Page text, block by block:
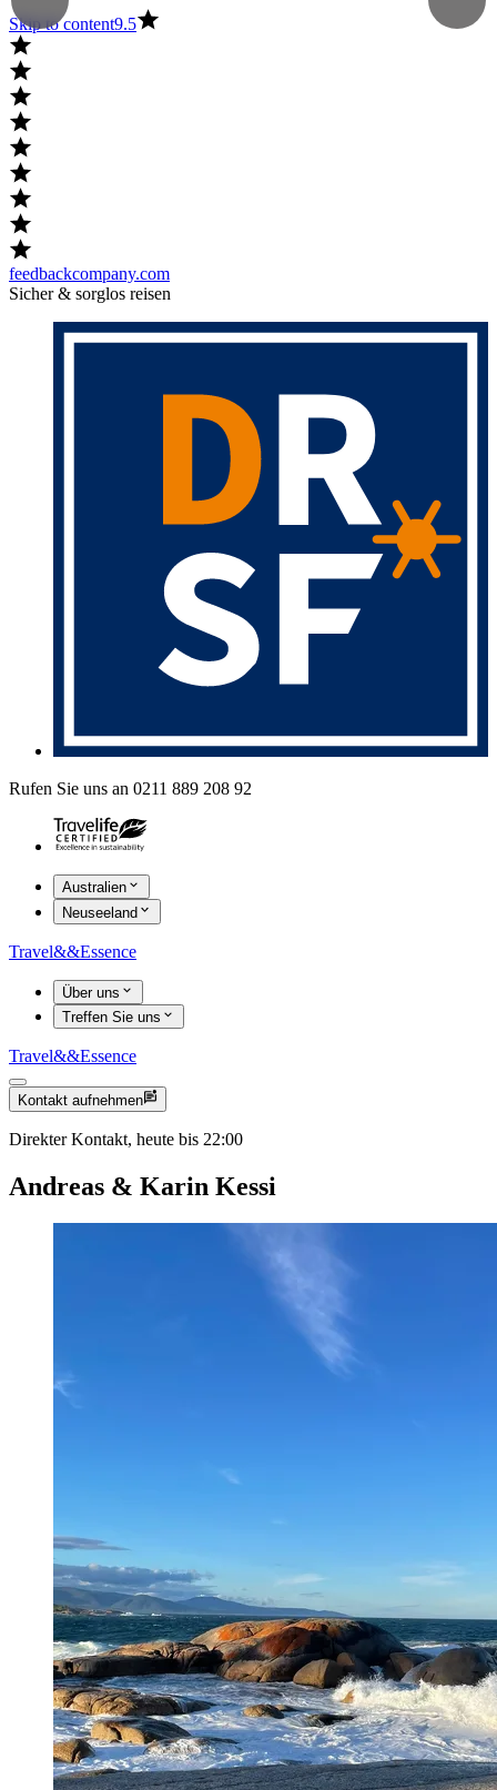
Skip to content9.5
feedbackcompany.com
Sicher & sorglos reisen
Rufen Sie uns an 0211 889 208 92
Australien
Neuseeland
Travel&&Essence
Über uns
Treffen Sie uns
Travel&&Essence
Kontakt aufnehmen
Direkter Kontakt, heute bis 22:00
Andreas & Karin Kessi